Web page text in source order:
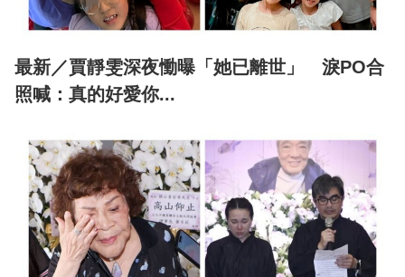
最新／賈靜雯深夜慟曝「她已離世」 淚PO合
照喊：真的好愛你...